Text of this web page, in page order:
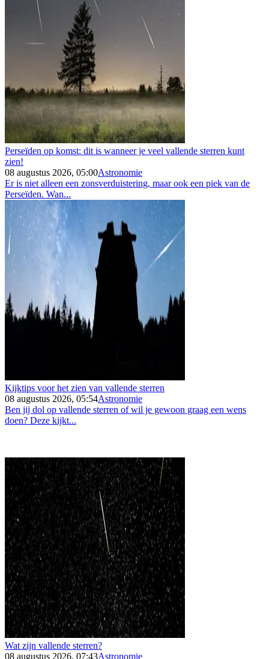
Perseïden op komst: dit is wanneer je veel vallende sterren kunt
zien!
08 augustus 2026, 05:00Astronomie
Er is niet alleen een zonsverduistering, maar ook een piek van de
Perseïden. Wan...
Kijktips voor het zien van vallende sterren
08 augustus 2026, 05:54Astronomie
Ben jij dol op vallende sterren of wil je gewoon graag een wens
doen? Deze kijkt...
Wat zijn vallende sterren?
08 augustus 2026, 07:43Astronomie